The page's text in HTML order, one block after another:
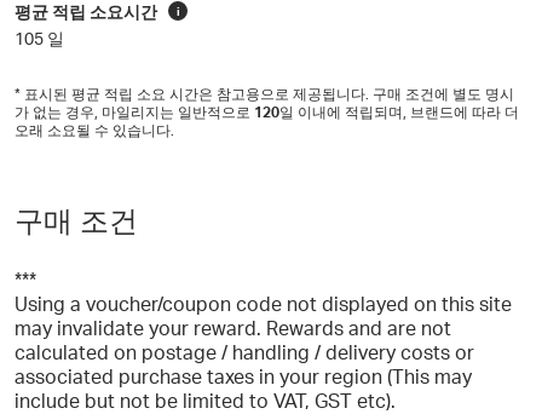
평균 적립 소요시간 i
105 일
* 표시된 평균 적립 소요 시간은 참고용으로 제공됩니다. 구매 조건에 별도 명시
가 없는 경우, 마일리지는 일반적으로 120일 이내에 적립되며, 브랜드에 따라 더
오래 소요될 수 있습니다.
구매 조건
***
Using a voucher/coupon code not displayed on this site
may invalidate your reward. Rewards and are not
calculated on postage / handling / delivery costs or
associated purchase taxes in your region (This may
include but not be limited to VAT, GST etc).